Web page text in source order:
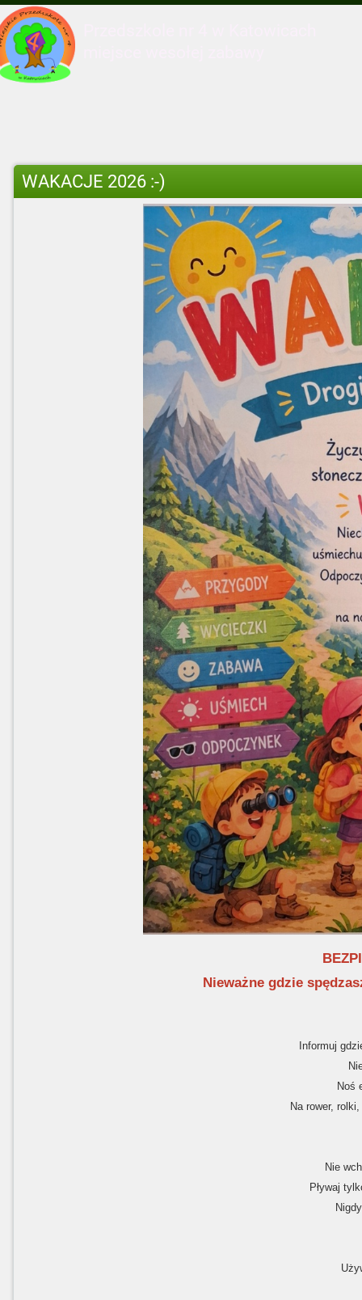
WAKACJE 2026 :-)
Nieważne gdzie
Informuj
Noś
Na rower,
Nie
Pływaj